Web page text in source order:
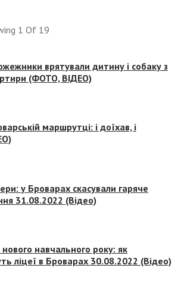
1 Of 19
врятували дитину і собаку з
(ФОТО, ВІДЕО)
маршрутці: і доїхав, і
у Броварах скасували гаряче
31.08.2022 (Відео)
нового навчального року: як
ліцеї в Броварах 30.08.2022 (Відео)